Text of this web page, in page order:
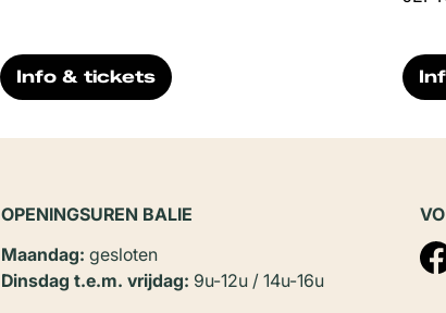
Info & tickets
OPENINGSUREN BALIE
Maandag: gesloten
Dinsdag t.e.m. vrijdag: 9u-12u / 14u-16u